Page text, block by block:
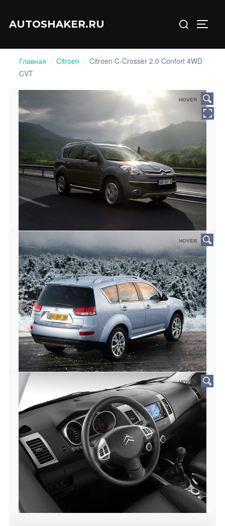
AUTOSHAKER.RU
Главная / Citroen / Citroen C-Crosser 2.0 Confort 4WD
CVT
HOVER
HOVER
HOVER